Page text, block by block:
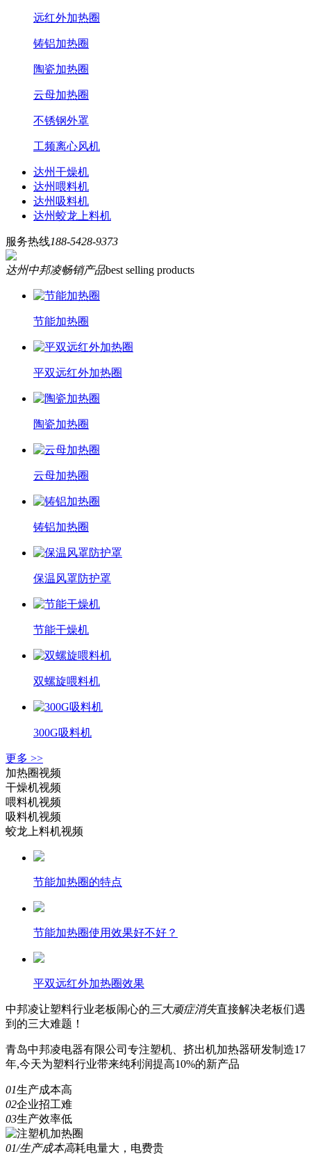
远红外加热圈
铸铝加热圈
陶瓷加热圈
云母加热圈
不锈钢外罩
工频离心风机
达州干燥机
达州喂料机
达州吸料机
达州蛟龙上料机
服务热线188-5428-9373
达州中邦凌畅销产品best selling products
节能加热圈
平双远红外加热圈
陶瓷加热圈
云母加热圈
铸铝加热圈
保温风罩防护罩
节能干燥机
双螺旋喂料机
300G吸料机
更多 >>
加热圈视频
干燥机视频
喂料机视频
吸料机视频
蛟龙上料机视频
节能加热圈的特点
节能加热圈使用效果好不好？
平双远红外加热圈效果
中邦凌让塑料行业老板闹心的 三大顽症消失直接解决老板们遇
到的三大难题！
青岛中邦凌电器有限公司专注塑机、挤出机加热器研发制造17
年,今天为塑料行业带来纯利润提高10%的新产品
01生产成本高
02企业招工难
03生产效率低
01/生产成本高耗电量大，电费贵